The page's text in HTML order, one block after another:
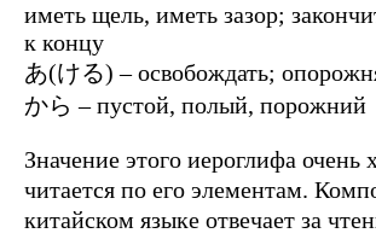
иметь щель, иметь зазор;
к концу
あ(ける) – освобождать;
から – пустой, полый, порожний
Значение этого иероглифа очень
читается по его элементам.
китайском языке отвечает за